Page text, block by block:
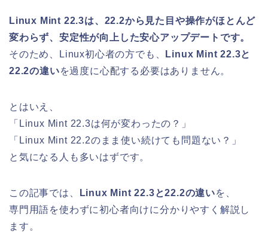
Linux Mint 22.3は、22.2から見た目や操作がほとんど
変わらず、安定性が向上した安心アップデートです。
そのため、Linux初心者の方でも、
Linux Mint 22.3と
22.2の違いを過度に心配する必要はありません。
とはいえ、
「Linux Mint 22.3は何が変わったの？」
「Linux Mint 22.2のまま使い続けても問題ない？」
と気になる人も多いはずです。
この記事では、 Linux Mint 22.3と22.2の違いを、
専門用語を使わずに初心者向けに分かりやすく解説し
ます。